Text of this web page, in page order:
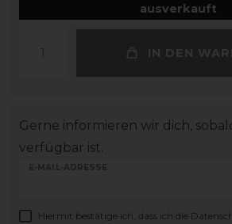
ausverkauft
IN DEN
Gerne informieren wir dich,
verfügbar ist.
E-MAIL-ADRESSE
Hiermit bestätige ich, dass ich die